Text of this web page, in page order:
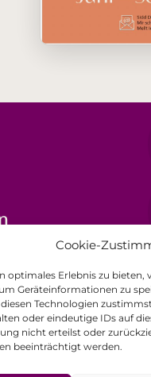
Cookie-
optimales Erlebnis zu
Geräteinformationen zu
Technologien
oder eindeutige IDs auf
nicht erteilst oder
beeinträchtigt werden.